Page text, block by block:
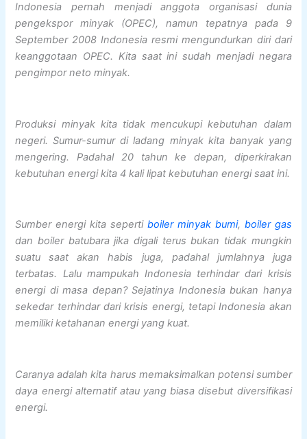
Indonesia pernah menjadi anggota organisasi dunia
pengekspor minyak (OPEC), namun tepatnya pada 9
September 2008 Indonesia resmi mengundurkan diri dari
keanggotaan OPEC. Kita saat ini sudah menjadi negara
pengimpor neto minyak.
Produksi minyak kita tidak mencukupi kebutuhan dalam
negeri. Sumur-sumur di ladang minyak kita banyak yang
mengering. Padahal 20 tahun ke depan, diperkirakan
kebutuhan energi kita 4 kali lipat kebutuhan energi saat ini.
Sumber energi kita seperti boiler minyak bumi, boiler gas
dan boiler batubara jika digali terus bukan tidak mungkin
suatu saat akan habis juga, padahal jumlahnya juga
terbatas. Lalu mampukah Indonesia terhindar dari krisis
energi di masa depan? Sejatinya Indonesia bukan hanya
sekedar terhindar dari krisis energi, tetapi Indonesia akan
memiliki ketahanan energi yang kuat.
Caranya adalah kita harus memaksimalkan potensi sumber
daya energi alternatif atau yang biasa disebut diversifikasi
energi.